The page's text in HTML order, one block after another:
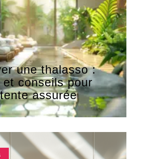
une thalasso :
et conseils pour
assurée